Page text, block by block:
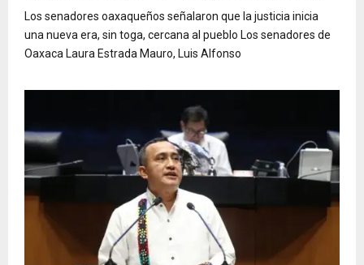
Los senadores oaxaqueños señalaron que la justicia inicia
una nueva era, sin toga, cercana al pueblo Los senadores de
Oaxaca Laura Estrada Mauro, Luis Alfonso